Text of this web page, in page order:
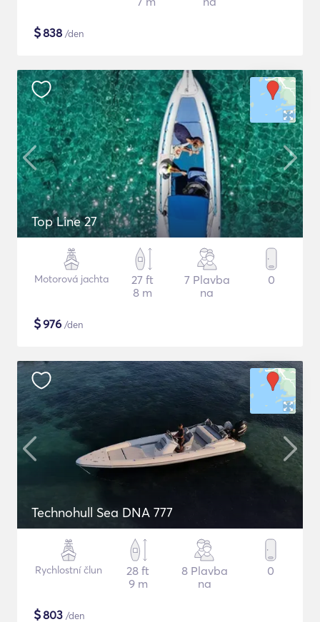
$838 /den
Top Line 27
Motorová jachta
27 ft
8 m
7 Plavba
na
0
$976 /den
Technohull Sea DNA 777
Rychlostní člun
28 ft
9 m
8 Plavba
na
0
$803 /den